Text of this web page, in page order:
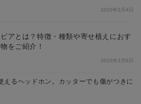
2020年3月4日
アとは？特徴・種類や寄せ植えにおす
をご紹介！
2020年3月6日
えるヘッドホン。カッターでも傷がつきに